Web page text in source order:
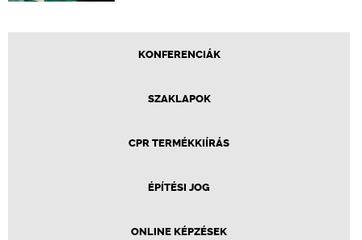
KONFERENCIÁK
SZAKLAPOK
CPR TERMÉKKIÍRÁS
ÉPÍTÉSI JOG
ONLINE KÉPZÉSEK